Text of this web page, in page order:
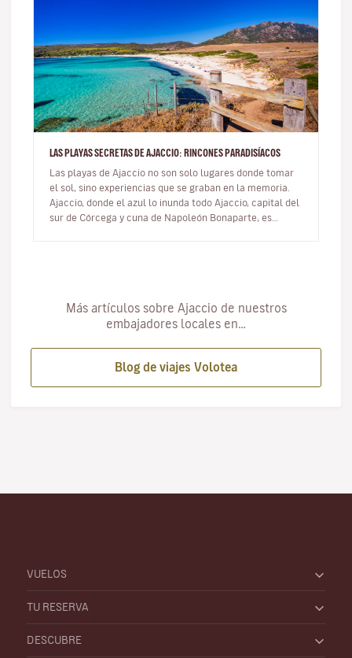
LAS PLAYAS SECRETAS DE AJACCIO: RINCONES PARADISÍACOS
Las playas de Ajaccio no son solo lugares donde tomar
el sol, sino experiencias que se graban en la memoria.
Ajaccio, donde el azul lo inunda todo Ajaccio, capital del
sur de Córcega y cuna de Napoleón Bonaparte, es
Más artículos sobre Ajaccio de nuestros
embajadores locales en…
Blog de viajes Volotea
VUELOS
TU RESERVA
DESCUBRE